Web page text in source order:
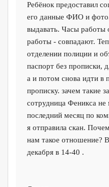
Ребёнок предоставил
его данные ФИО и
выдавать. Часы
работы - совпадают.
отделении полиции и
паспорт без прописки,
а и потом снова идти в
прописку. зачем такие
сотрудница Феникса не
последний месяц по
я отправила скан.
нам такое отношение?
декабря в 14-40 .